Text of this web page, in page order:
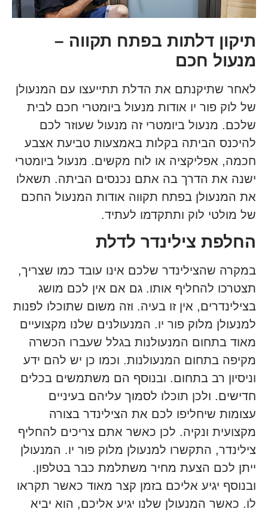
תיקון דלתות בפתח תקווה –
מנעול חכם
לאחר שתיקנתם את הדלת תתייעצו עם המנעולן
של לוק פור יו אודות מנעול ביומטרי חכם לבית
שלכם. מנעול ביומטרי זה מנעול שעוזר לכם
להיכנס הביתה בקלות באמצעות טביעת אצבע
חכמה, אפליקציה או לוח מקשים. מנעול ביומטרי
ישנה את הדרך בה אתם נכנסים הביתה. תשאלו
את המנעולן בפתח תקווה אודות המנעול החכם
של מולטי לוק ותתקדמו לעתיד.
החלפת צילינדר לדלת
במקרה שהצילינדר שלכם אינו עובד כמו שצריך,
תצטרכו להחליף אותו. גם אם אין לכם מושג
בצילינדרים, אין זו בעיה. וזה משום שתוכלו לפנות
למנעולן מלוק פור יו. המנעולנים שלנו מקצועיים
מאוד בתחום המנעולנות בגלל שעברו הכשרה
מקיפה בתחום המנעולנות. וכמו כן יש להם ידע
וניסיון רב בתחום. ובנוסף הם משתמשים בכלים
חדישים. ולכן תוכלו לסמוך עליהם בעיניים
עצומות שיחליפו לכם את הצילינדר בצורה
מקצועית ונקיה. לכן כאשר אתם צריכים להחליף
צילינדר, התקשרו למנעולן מלוק פור יו. המנעולן
ייתן לכם הצעת מחיר משתלמת כבר בטלפון.
ובנוסף יגיע אליכם בזמן קצר מאוד כאשר תקראו
לו. כאשר המנעולן שלנו יגיע אליכם, הוא יביא